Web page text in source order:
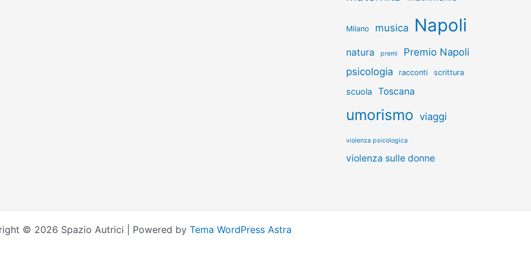
Milano musica Napoli
natura premi
Premio Napoli
psicologia
racconti scrittura
scuola Toscana
umorismo viaggi
violenza psicologica
violenza sulle donne
© 2026 Spazio Autrici | Powered by Tema WordPress Astra